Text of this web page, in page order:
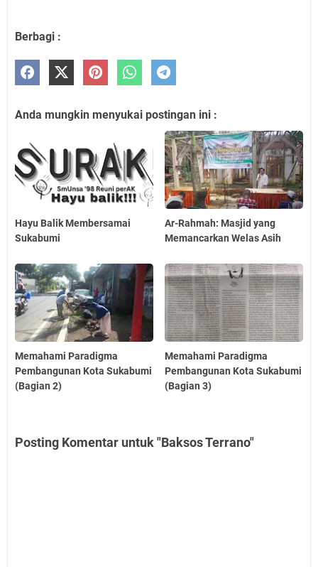
Berbagi :
Anda mungkin menyukai postingan ini :
Hayu Balik Membersamai
Sukabumi
Ar-Rahmah: Masjid yang
Memancarkan Welas Asih
Memahami Paradigma
Pembangunan Kota Sukabumi
(Bagian 2)
Memahami Paradigma
Pembangunan Kota Sukabumi
(Bagian 3)
Posting Komentar untuk "Baksos Terrano"